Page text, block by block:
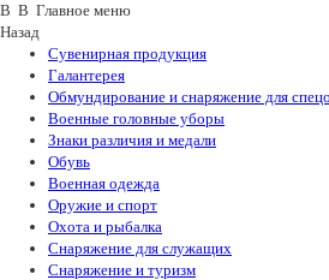
В В Главное меню
Назад
Сувенирная продукция
Галантерея
Обмундирование и снаряжение для
Военные головные уборы
Знаки различия и медали
Обувь
Военная одежда
Оружие и спорт
Охота и рыбалка
Снаряжение для служащих
Снаряжение и туризм